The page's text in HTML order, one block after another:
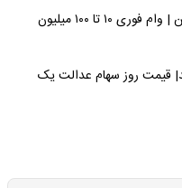
وام برای یارانه بگیران بدون ضامن | وام فوری ۱۰ تا ۱۰۰ میلیون
قیمت روز سهام عدالت یک